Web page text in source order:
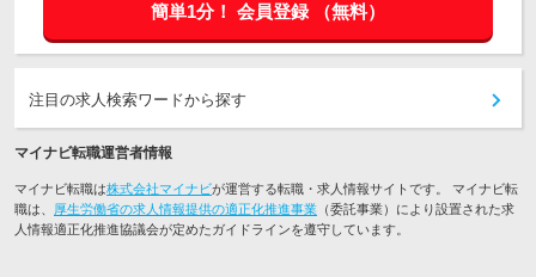
簡単1分！ 会員登録 （無料）
注目の求人検索ワードから探す
マイナビ転職運営者情報
マイナビ転職は株式会社マイナビが運営する転職・求人情報サイトです。 マイナビ転
職は、 厚生労働省の求人情報提供の適正化推進事業 （委託事業）により設置された求
人情報適正化推進協議会が定めたガイドラインを遵守しています。